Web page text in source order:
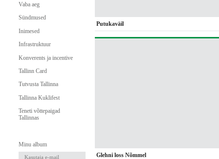
Vaba aeg
Sündmused
Inimesed
Infrastruktuur
Konverents ja incentive
Tallinn Card
Tutvusta Tallinna
Tallinna Kuklifest
Teneti võttepaigad
Tallinnas
Minu album
Putukaväil
Glehni loss Nõmmel